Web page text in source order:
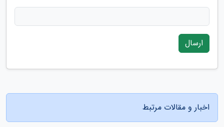
ارسال
اخبار و مقالات مرتبط